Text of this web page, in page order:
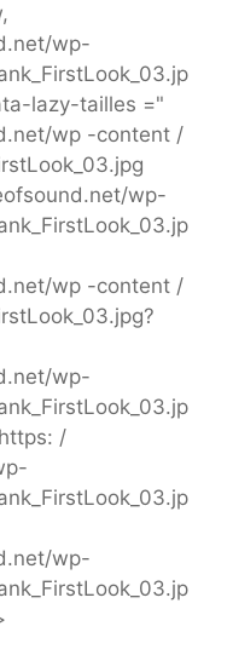
wp-
lazy-tailles ="
wp -content /
wp-
wp -content /
wp-
/
wp-